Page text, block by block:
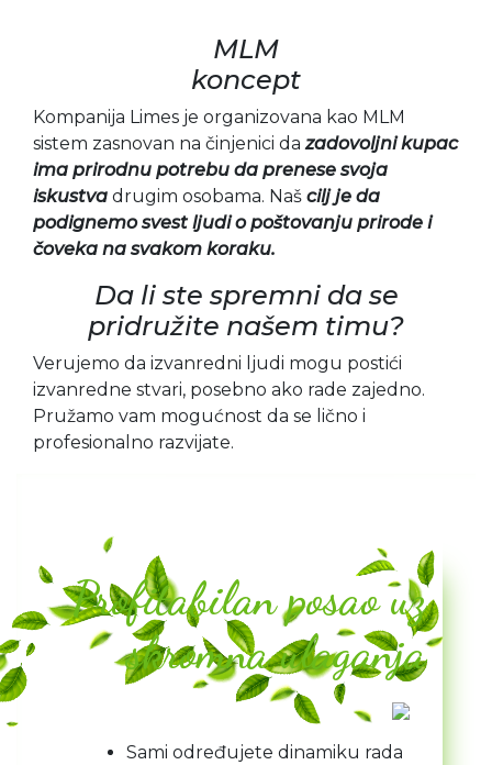
MLM
koncept
Kompanija Limes je organizovana kao MLM
sistem zasnovan na činjenici dazadovoljni kupac
ima prirodnu potrebu da prenese svoja
iskustva drugim osobama. Naš cilj je da
podignemo svest ljudi o poštovanju prirode i
čoveka na svakom koraku.
Da li ste spremni da se
pridružite našem timu?
Verujemo da izvanredni ljudi mogu postići
izvanredne stvari, posebno ako rade zajedno.
Pružamo vam mogućnost da se lično i
profesionalno razvijate.
Profitabilan posao uz
skromna ulaganja
Sami određujete dinamiku rada